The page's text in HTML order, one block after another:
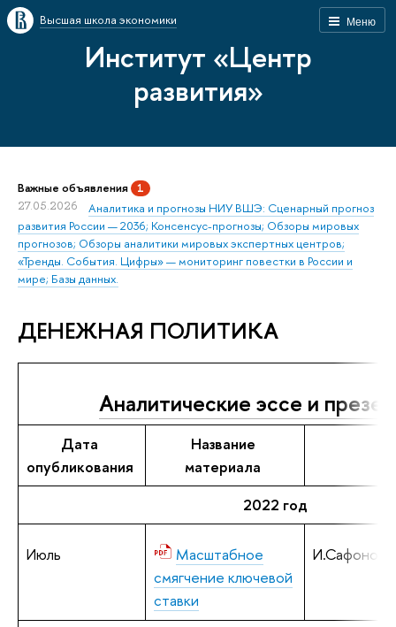
Меню
Высшая школа экономики
Институт «Центр
развития»
Важные объявления 1
27.05.2026
Аналитика и прогнозы НИУ ВШЭ: Сценарный прогноз
развития России — 2036; Консенсус-прогнозы; Обзоры мировых
прогнозов; Обзоры аналитики мировых экспертных центров;
«Тренды. События. Цифры» — мониторинг повестки в России и
мире; Базы данных.
ДЕНЕЖНАЯ ПОЛИТИКА
Аналитические эссе и
Дата
опубликования
Название
материала
2022 год
Июль
Масштабное
смягчение ключевой
ставки
И.Сафонов